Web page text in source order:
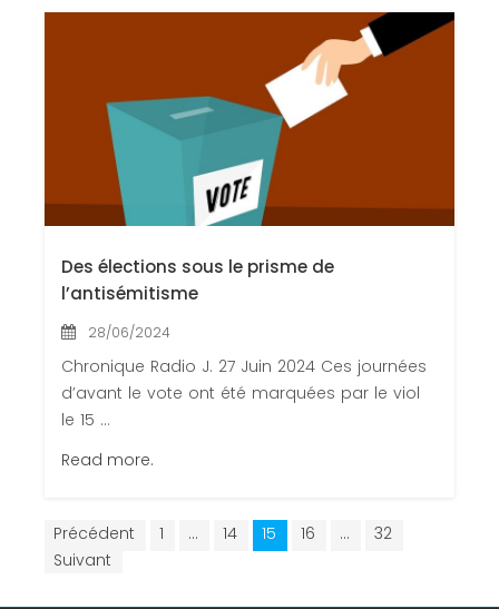
Des élections sous le prisme de
l’antisémitisme
28/06/2024
Chronique Radio J. 27 Juin 2024 Ces journées
d’avant le vote ont été marquées par le viol
le 15 ...
Read more.
Précédent 1 … 14 15 16 …
32
Suivant